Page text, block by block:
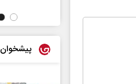
پیشخوان